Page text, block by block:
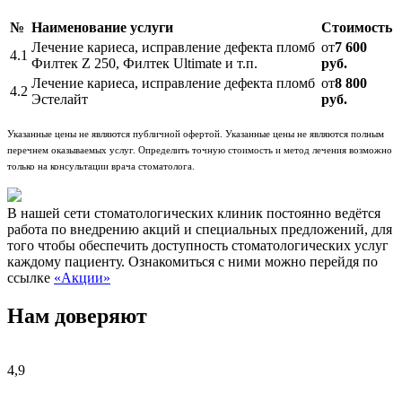
№ Наименование услуги
Стоимость
4.1
Лечение кариеса, исправление дефекта пломб
Филтек Z 250, Филтек Ultimate и т.п.
от7 600
руб.
4.2
Лечение кариеса, исправление дефекта пломб
Эстелайт
от8 800
руб.
Указанные цены не являются публичной офертой. Указанные цены не являются полным
перечнем оказываемых услуг. Определить точную стоимость и метод лечения возможно
только на консультации врача стоматолога.
В нашей сети стоматологических клиник постоянно ведётся
работа по внедрению акций и специальных предложений, для
того чтобы обеспечить доступность стоматологических услуг
каждому пациенту. Ознакомиться с ними можно перейдя по
ссылке «Акции»
Нам доверяют
4,9